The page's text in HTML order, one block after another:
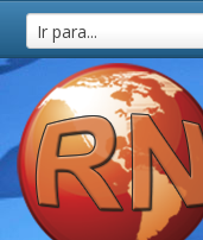
Ir para...